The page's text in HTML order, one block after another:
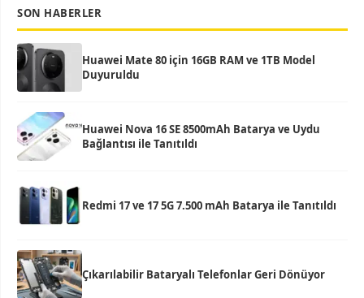
SON HABERLER
Huawei Mate 80 için 16GB RAM ve 1TB Model
Duyuruldu
Huawei Nova 16 SE 8500mAh Batarya ve Uydu
Bağlantısı ile Tanıtıldı
Redmi 17 ve 17 5G 7.500 mAh Batarya ile Tanıtıldı
Çıkarılabilir Bataryalı Telefonlar Geri Dönüyor